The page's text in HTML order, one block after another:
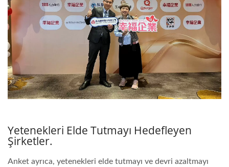
Yetenekleri Elde Tutmayı Hedefleyen
Şirketler.
Anket ayrıca, yetenekleri elde tutmayı ve devri azaltmayı